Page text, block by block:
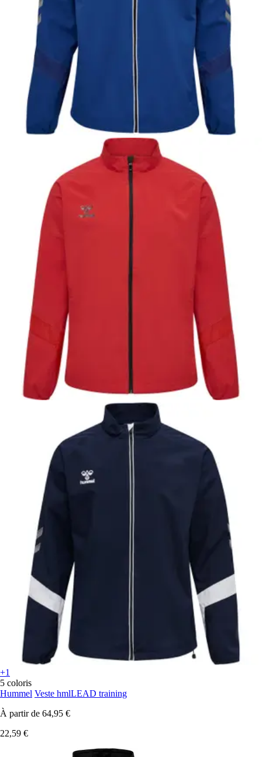
+1
5 coloris
Hummel Veste hmlLEAD training
À partir de 64,95 €
22,59 €